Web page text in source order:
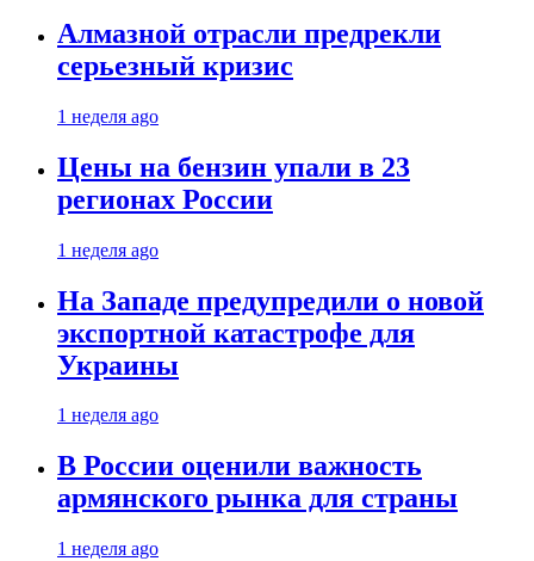
Алмазной отрасли предрекли
серьезный кризис
1 неделя ago
Цены на бензин упали в 23
регионах России
1 неделя ago
На Западе предупредили о новой
экспортной катастрофе для
Украины
1 неделя ago
В России оценили важность
армянского рынка для страны
1 неделя ago